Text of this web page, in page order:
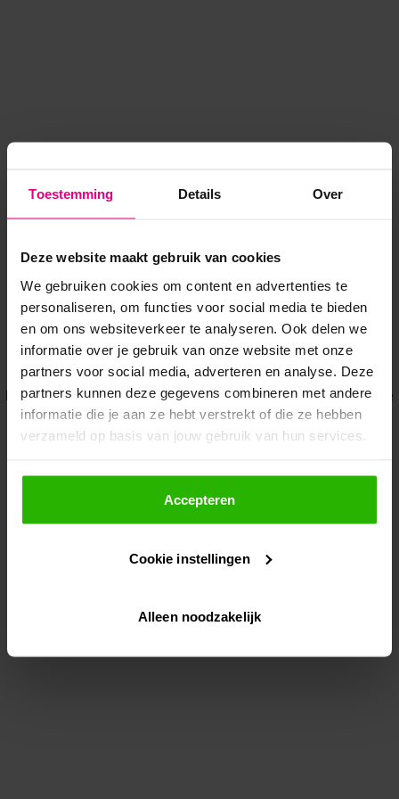
Toestemming Details Over
Deze website maakt gebruik van cookies
We gebruiken cookies om content en advertenties te
personaliseren, om functies voor social media te bieden
en om ons websiteverkeer te analyseren. Ook delen we
informatie over je gebruik van onze website met onze
partners voor social media, adverteren en analyse. Deze
partners kunnen deze gegevens combineren met andere
informatie die je aan ze hebt verstrekt of die ze hebben
verzameld op basis van jouw gebruik van hun services.
Als je op "Accepteer" klikt, dan geef je Voordeeluitjes.nl
toestemming om cookies voor social media en
gepersonaliseerde advertenties te plaatsen.
Lees hier meer over in onsprivacybeleid
Via "Cookie instellingen" kun je ook zelf instellen welke
Accepteren
Cookie instellingen
Alleen noodzakelijk
Application error: a client-side exception has occurred while
loadingwww.voordeeluitjes.nl (see the browser console for more
information).